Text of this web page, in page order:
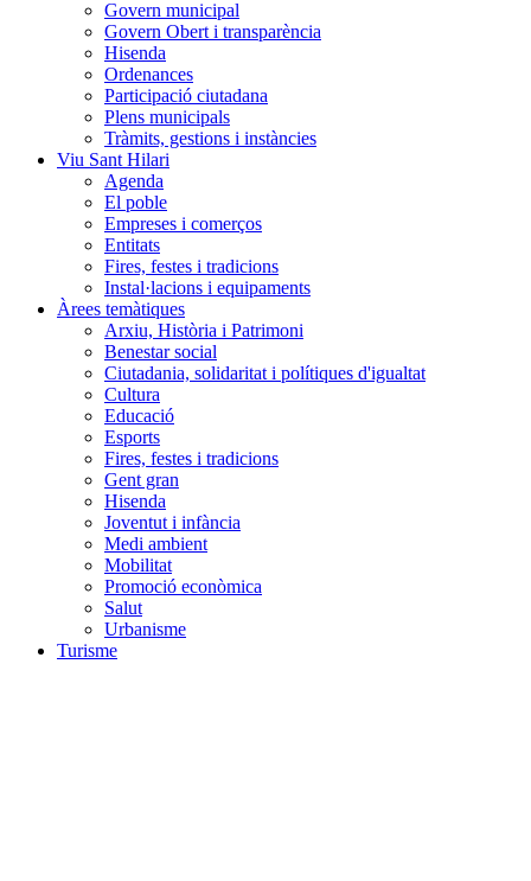
Govern municipal
Govern Obert i transparència
Hisenda
Ordenances
Participació ciutadana
Plens municipals
Tràmits, gestions i instàncies
Viu Sant Hilari
Agenda
El poble
Empreses i comerços
Entitats
Fires, festes i tradicions
Instal·lacions i equipaments
Àrees temàtiques
Arxiu, Història i Patrimoni
Benestar social
Ciutadania, solidaritat i polítiques d'igualtat
Cultura
Educació
Esports
Fires, festes i tradicions
Gent gran
Hisenda
Joventut i infància
Medi ambient
Mobilitat
Promoció econòmica
Salut
Urbanisme
Turisme